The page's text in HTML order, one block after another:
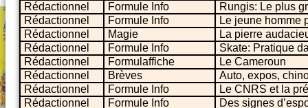
Rédactionnel
Formule Info
Rungis: Le plus
Rédactionnel
Formule Info
Le jeune homme
Rédactionnel
Magie
La pierre
Rédactionnel
Formule Info
Skate: Pratique
Rédactionnel
Formulaffiche
Le Cameroun
Rédactionnel
Brèves
Auto, expos,
Rédactionnel
Formule Info
Le CNRS et la
Rédactionnel
Formule Info
Des signes